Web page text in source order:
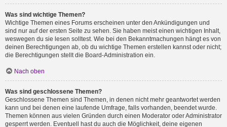
Was sind wichtige Themen?
Wichtige Themen eines Forums erscheinen unter den Ankündigungen und
sind nur auf der ersten Seite zu sehen. Sie haben meist einen wichtigen Inhalt,
weswegen du sie lesen solltest. Wie bei den Bekanntmachungen hängt es von
deinen Berechtigungen ab, ob du wichtige Themen erstellen kannst oder nicht;
die Berechtigungen stellt die Board-Administration ein.
Nach oben
Was sind geschlossene Themen?
Geschlossene Themen sind Themen, in denen nicht mehr geantwortet werden
kann und bei denen eine laufende Umfrage, falls vorhanden, beendet wurde.
Themen können aus vielen Gründen durch einen Moderator oder Administrator
gesperrt werden. Eventuell hast du auch die Möglichkeit, deine eigenen